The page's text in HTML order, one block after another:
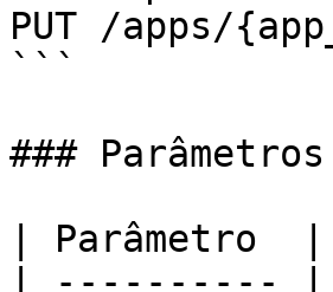
PUT /apps/
```
###
| Parâmetro
| ----------